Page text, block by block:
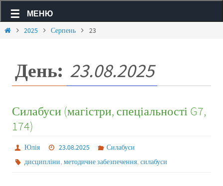
МЕНЮ
2025 Серпень 23
День: 23.08.2025
Силабуси (магістри, спеціальності G7,
174)
Юлія 23.08.2025
Силабуси
дисципліни,методичне забезпечення,силабуси